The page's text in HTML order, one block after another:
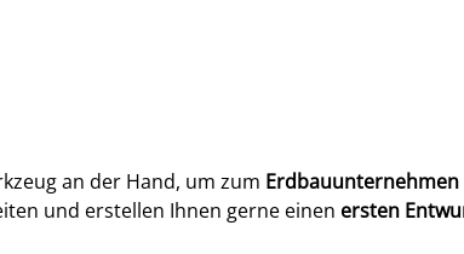
an der Hand, um zum
und erstellen Ihnen gerne einen ersten